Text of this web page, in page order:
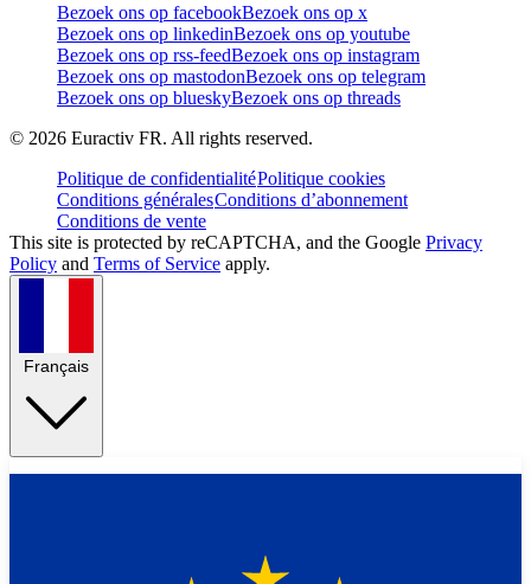
Bezoek ons op facebookBezoek ons op x
Bezoek ons op linkedinBezoek ons op youtube
Bezoek ons op rss-feedBezoek ons op instagram
Bezoek ons op mastodonBezoek ons op telegram
Bezoek ons op blueskyBezoek ons op threads
© 2026 Euractiv FR. All rights reserved.
Politique de confidentialitéPolitique cookies
Conditions généralesConditions d’abonnement
Conditions de vente
This site is protected by reCAPTCHA, and the Google Privacy
Policy and Terms of Service apply.
Français